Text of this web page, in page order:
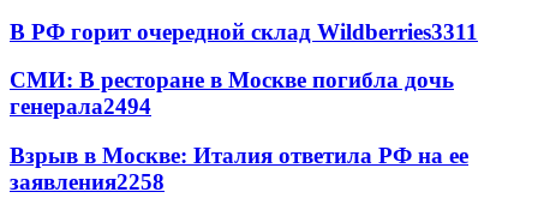
В РФ горит очередной склад Wildberries3311
СМИ: В ресторане в Москве погибла дочь
генерала2494
Взрыв в Москве: Италия ответила РФ на ее
заявления2258